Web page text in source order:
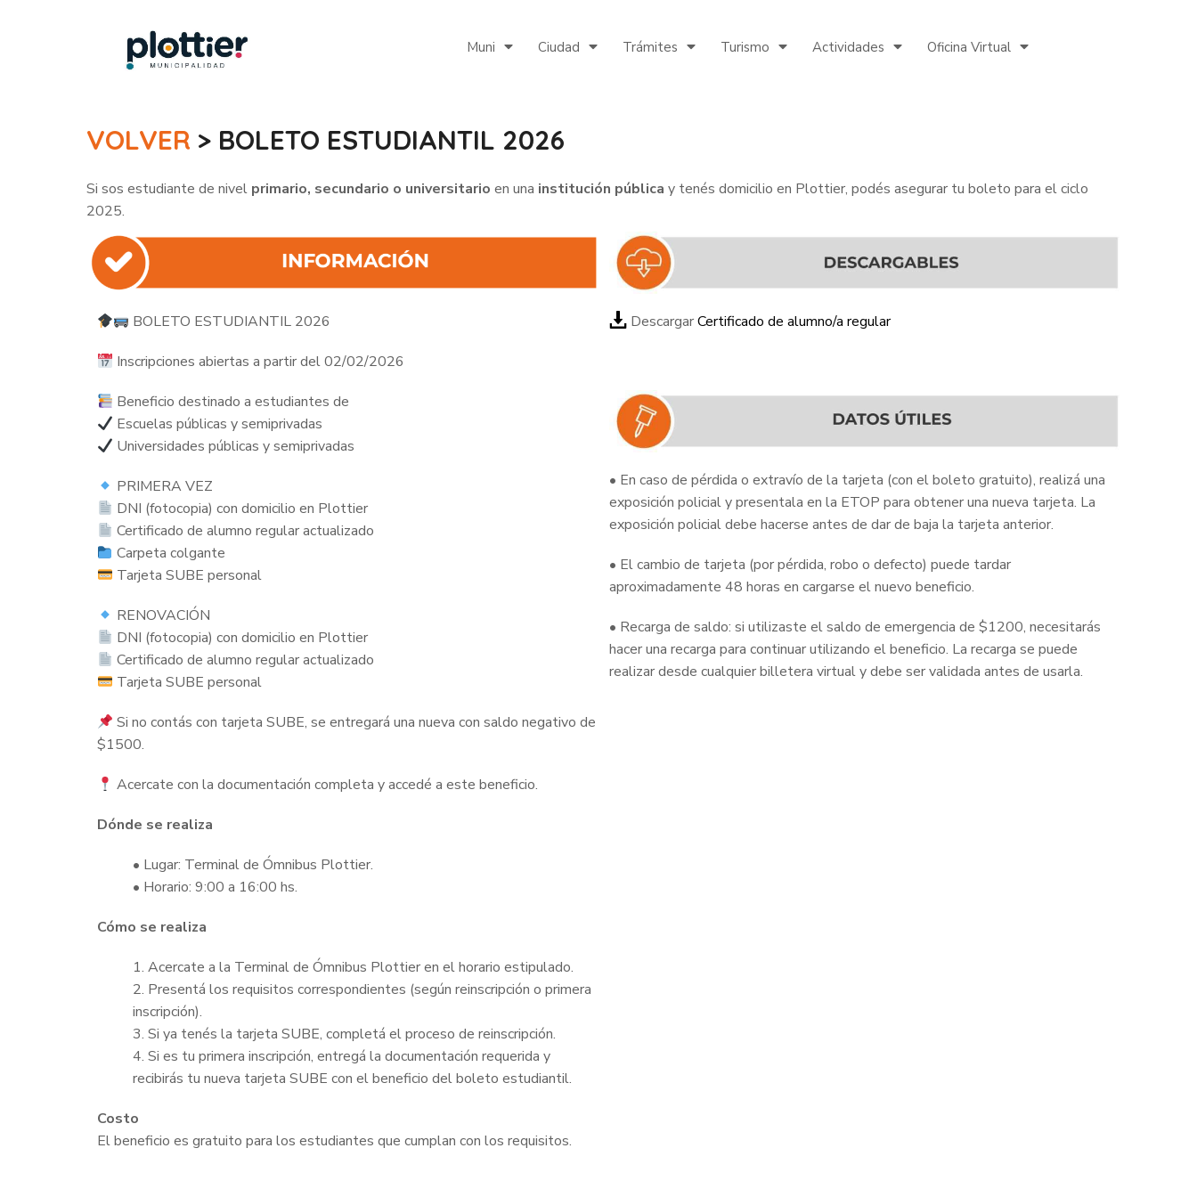
Muni Ciudad Trámites Turismo Actividades Oficina Virtual
VOLVER > BOLETO ESTUDIANTIL 2026
Si sos estudiante de nivel primario, secundario o universitario en una institución pública y tenés domicilio en Plottier, podés asegurar tu boleto para el ciclo
2025.
BOLETO ESTUDIANTIL 2026
Inscripciones abiertas a partir del 02/02/2026
Beneficio destinado a estudiantes de
Escuelas públicas y semiprivadas
Universidades públicas y semiprivadas
PRIMERA VEZ
DNI (fotocopia) con domicilio en Plottier
Certificado de alumno regular actualizado
Carpeta colgante
Tarjeta SUBE personal
RENOVACIÓN
DNI (fotocopia) con domicilio en Plottier
Certificado de alumno regular actualizado
Tarjeta SUBE personal
Si no contás con tarjeta SUBE, se entregará una nueva con saldo negativo de
$1500.
Acercate con la documentación completa y accedé a este beneficio.
Dónde se realiza
• Lugar: Terminal de Ómnibus Plottier.
• Horario: 9:00 a 16:00 hs.
Cómo se realiza
1. Acercate a la Terminal de Ómnibus Plottier en el horario estipulado.
2. Presentá los requisitos correspondientes (según reinscripción o primera
inscripción).
3. Si ya tenés la tarjeta SUBE, completá el proceso de reinscripción.
4. Si es tu primera inscripción, entregá la documentación requerida y
recibirás tu nueva tarjeta SUBE con el beneficio del boleto estudiantil.
Costo
El beneficio es gratuito para los estudiantes que cumplan con los requisitos.
DescargarCertificado de alumno/a regular
• En caso de pérdida o extravío de la tarjeta (con el boleto gratuito), realizá una
exposición policial y presentala en la ETOP para obtener una nueva tarjeta. La
exposición policial debe hacerse antes de dar de baja la tarjeta anterior.
• El cambio de tarjeta (por pérdida, robo o defecto) puede tardar
aproximadamente 48 horas en cargarse el nuevo beneficio.
• Recarga de saldo: si utilizaste el saldo de emergencia de $1200, necesitarás
hacer una recarga para continuar utilizando el beneficio. La recarga se puede
realizar desde cualquier billetera virtual y debe ser validada antes de usarla.